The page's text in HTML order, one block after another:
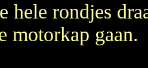
hele rondjes
motorkap gaan.